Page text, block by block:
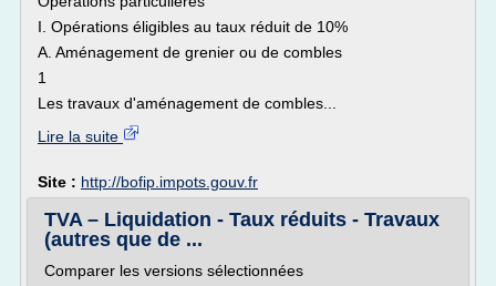
I. Opérations éligibles au taux réduit de 10%
A. Aménagement de grenier ou de combles
1
Les travaux d'aménagement de combles...
Lire la suite
Site : http://bofip.impots.gouv.fr
TVA – Liquidation - Taux réduits - Travaux
(autres que de ...
Comparer les versions sélectionnées